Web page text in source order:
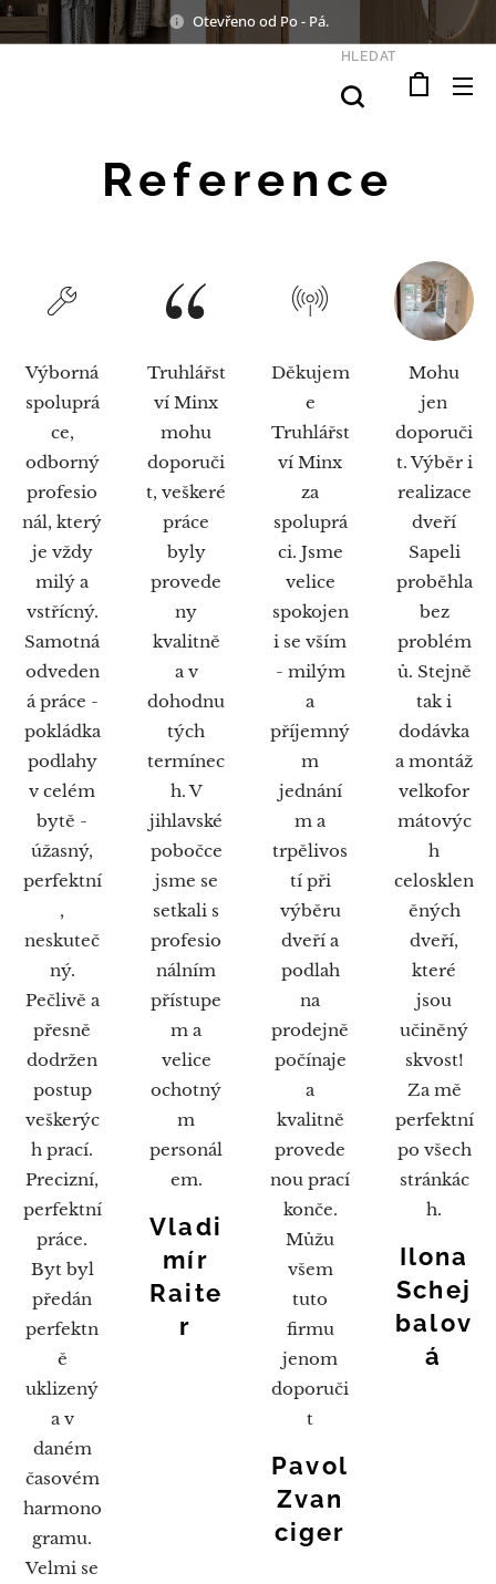
Otevřeno od Po - Pá.
HLEDAT
Reference
Výborná
spoluprá
ce,
odborný
profesio
nál, který
je vždy
milý a
vstřícný.
Samotná
odveden
á práce -
pokládka
podlahy
v celém
bytě -
úžasný,
perfektní
,
neskuteč
ný.
Pečlivě a
přesně
dodržen
postup
veškerýc
h prací.
Precizní,
perfektní
práce.
Byt byl
předán
perfektn
ě
uklizený
a v
daném
časovém
harmono
gramu.
Velmi se
Truhlářst
ví Minx
mohu
doporuči
t, veškeré
práce
byly
provede
ny
kvalitně
a v
dohodnu
tých
termínec
h. V
jihlavské
pobočce
jsme se
setkali s
profesio
nálním
přístupe
m a
velice
ochotný
m
personál
em.
Vladi
mír
Raite
r
Děkujem
e
Truhlářst
ví Minx
za
spoluprá
ci. Jsme
velice
spokojen
i se vším
- milým
a
příjemný
m
jednání
m a
trpělivos
tí při
výběru
dveří a
podlah
na
prodejně
počínaje
a
kvalitně
provede
nou prací
konče.
Můžu
všem
tuto
firmu
jenom
doporuči
t
Pavol
Zvan
ciger
Mohu
jen
doporuči
t. Výběr i
realizace
dveří
Sapeli
proběhla
bez
problém
ů. Stejně
tak i
dodávka
a montáž
velkofor
mátovýc
h
celosklen
ěných
dveří,
které
jsou
učiněný
skvost!
Za mě
perfektní
po všech
stránkác
h.
Ilona
Schej
balov
á